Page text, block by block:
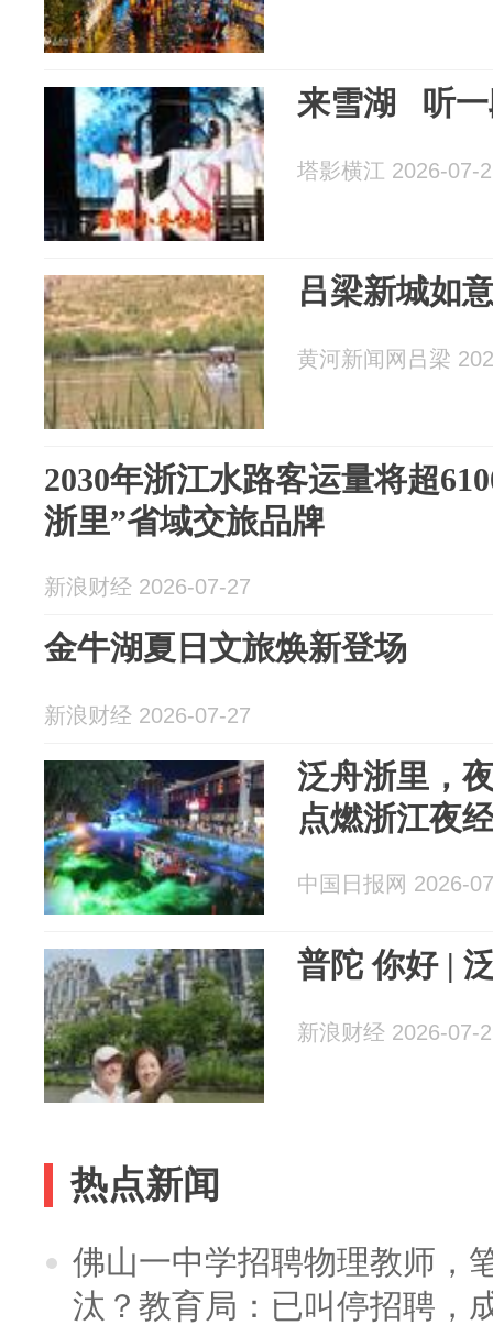
来雪湖 听一
塔影横江 2026-07-
吕梁新城如
黄河新闻网吕梁
2030年浙江水路客运量将超
浙里”省域交旅品牌
新浪财经 2026-07-27
金牛湖夏日文旅焕新登场
新浪财经 2026-07-27
泛舟浙里，
点燃浙江夜
中国日报网 2026-
普陀 你好 |
新浪财经 2026-07-
热点新闻
佛山一中学招聘物理教师，
汰？教育局：已叫停招聘，